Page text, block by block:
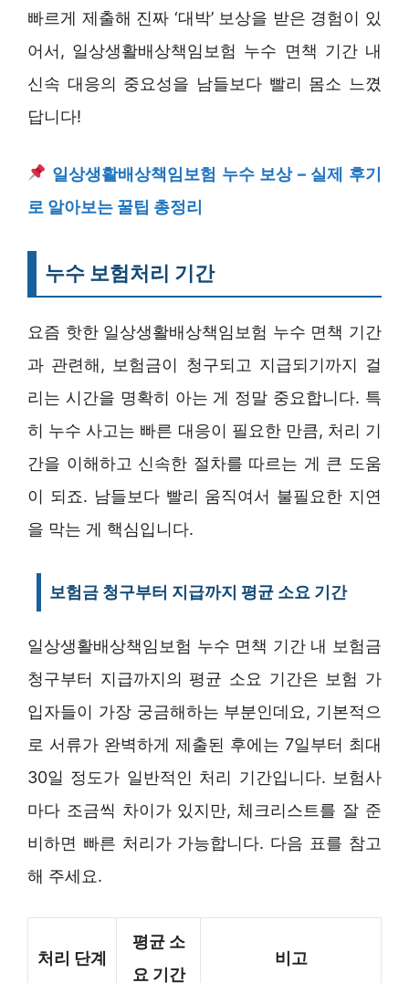
빠르게 제출해 진짜 ‘대박’ 보상을 받은 경험이 있
어서, 일상생활배상책임보험 누수 면책 기간 내
신속 대응의 중요성을 남들보다 빨리 몸소 느꼈
답니다!
일상생활배상책임보험 누수 보상 – 실제 후기
로 알아보는 꿀팁 총정리
누수 보험처리 기간
요즘 핫한 일상생활배상책임보험 누수 면책 기간
과 관련해, 보험금이 청구되고 지급되기까지 걸
리는 시간을 명확히 아는 게 정말 중요합니다. 특
히 누수 사고는 빠른 대응이 필요한 만큼, 처리 기
간을 이해하고 신속한 절차를 따르는 게 큰 도움
이 되죠. 남들보다 빨리 움직여서 불필요한 지연
을 막는 게 핵심입니다.
보험금 청구부터 지급까지 평균 소요 기간
일상생활배상책임보험 누수 면책 기간 내 보험금
청구부터 지급까지의 평균 소요 기간은 보험 가
입자들이 가장 궁금해하는 부분인데요, 기본적으
로 서류가 완벽하게 제출된 후에는 7일부터 최대
30일 정도가 일반적인 처리 기간입니다. 보험사
마다 조금씩 차이가 있지만, 체크리스트를 잘 준
비하면 빠른 처리가 가능합니다. 다음 표를 참고
해 주세요.
처리 단계
평균 소
요 기간
비고